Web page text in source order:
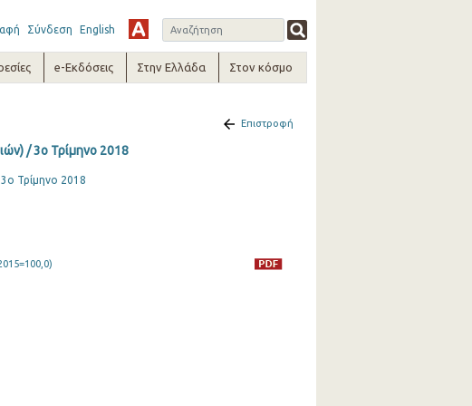
Σύνδεση English
e-Εκδόσεις Στην Ελλάδα Στον κόσμο
Επιστροφή
/ 3o Τρίμηνο 2018
Τρίμηνο 2018